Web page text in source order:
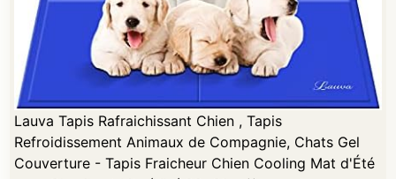
Lauva Tapis Rafraichissant Chien , Tapis
Refroidissement Animaux de Compagnie, Chats Gel
Couverture - Tapis Fraicheur Chien Cooling Mat d'Été